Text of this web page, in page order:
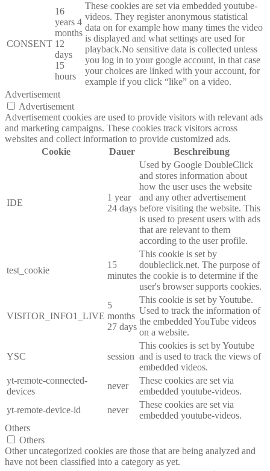
CONSENT
16
years 4
months
12
days
15
hours
These cookies are set via embedded youtube-
videos. They register anonymous statistical
data on for example how many times the video
is displayed and what settings are used for
playback.No sensitive data is collected unless
you log in to your google account, in that case
your choices are linked with your account, for
example if you click “like” on a video.
Advertisement
Advertisement
Advertisement cookies are used to provide visitors with relevant ads
and marketing campaigns. These cookies track visitors across
websites and collect information to provide customized ads.
Cookie
Dauer Beschreibung
IDE
1 year
24 days
Used by Google DoubleClick
and stores information about
how the user uses the website
and any other advertisement
before visiting the website. This
is used to present users with ads
that are relevant to them
according to the user profile.
test_cookie
15
minutes
This cookie is set by
doubleclick.net. The purpose of
the cookie is to determine if the
user's browser supports cookies.
VISITOR_INFO1_LIVE
5
months
27 days
This cookie is set by Youtube.
Used to track the information of
the embedded YouTube videos
on a website.
YSC session
This cookies is set by Youtube
and is used to track the views of
embedded videos.
yt-remote-connected-
devices
never
These cookies are set via
embedded youtube-videos.
yt-remote-device-id
never
These cookies are set via
embedded youtube-videos.
Others
Others
Other uncategorized cookies are those that are being analyzed and
have not been classified into a category as yet.